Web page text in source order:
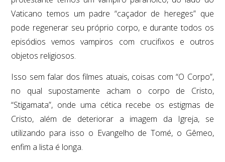
Vaticano temos um padre “caçador de hereges” que
pode regenerar seu próprio corpo, e durante todos os
episódios vemos vampiros com crucifixos e outros
objetos religiosos.
Isso sem falar dos filmes atuais, coisas com “O Corpo”,
no qual supostamente acham o corpo de Cristo,
“Stigamata”, onde uma cética recebe os estigmas de
Cristo, além de deteriorar a imagem da Igreja, se
utilizando para isso o Evangelho de Tomé, o Gêmeo,
enfim a lista é longa.